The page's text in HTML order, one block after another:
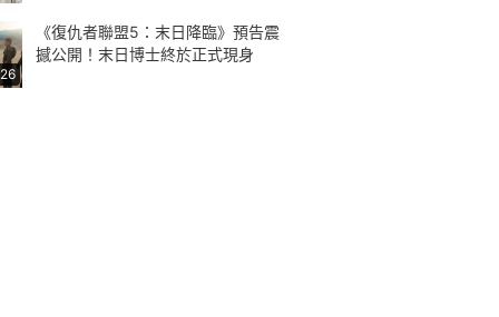
《復仇者聯盟5：末日降臨》預告震
撼公開！末日博士終於正式現身